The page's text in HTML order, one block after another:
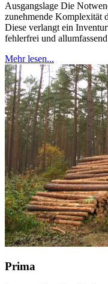
Ausgangslage Die
zunehmende Komplexität
Diese verlangt ein
fehlerfrei und
Mehr lesen...
Prima